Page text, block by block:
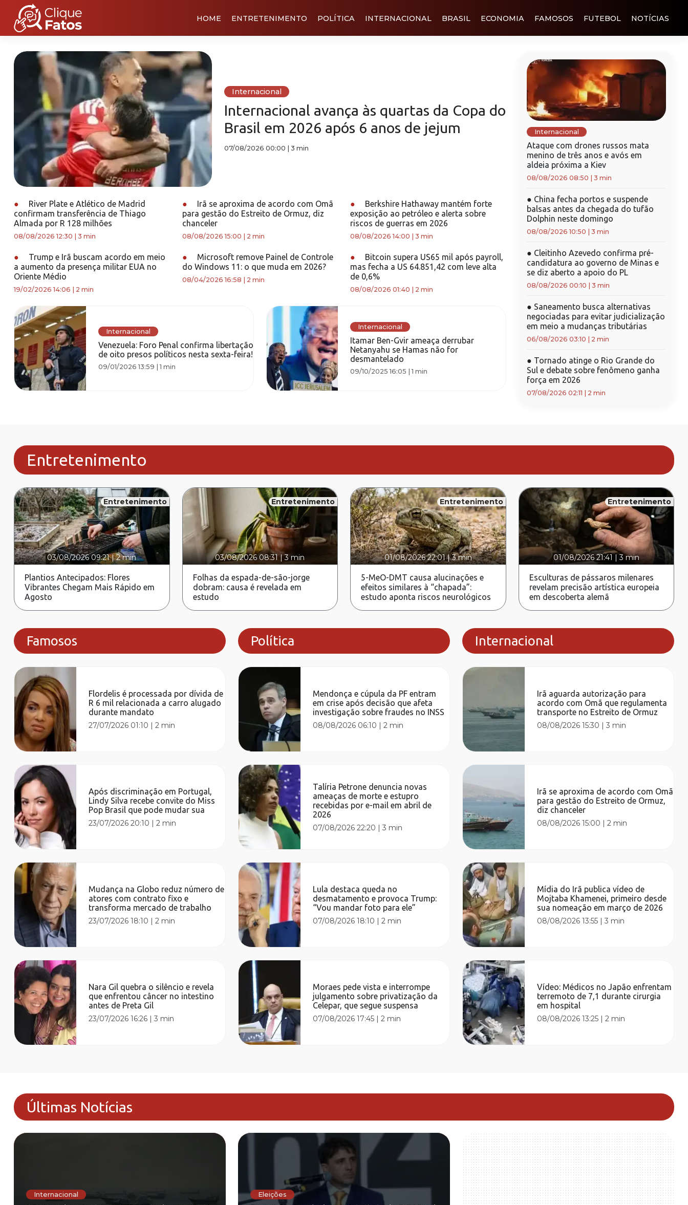
HOME ENTRETENIMENTO POLÍTICA INTERNACIONAL BRASIL ECONOMIA FAMOSOS FUTEBOL NOTÍCIAS
Internacional
Internacional avança às quartas da Copa do
Brasil em 2026 após 6 anos de jejum
07/08/2026 00:00 3 min
●
River Plate e Atlético de Madrid
confirmam transferência de Thiago
Almada por R 128 milhões
08/08/2026 12:30 3 min
●
Irã se aproxima de acordo com Omã
para gestão do Estreito de Ormuz, diz
chanceler
08/08/2026 15:00 2 min
●
Berkshire Hathaway mantém forte
exposição ao petróleo e alerta sobre
riscos de guerras em 2026
08/08/2026 14:00 3 min
●
Trump e Irã buscam acordo em meio
a aumento da presença militar EUA no
Oriente Médio
19/02/2026 14:06 2 min
●
Microsoft remove Painel de Controle
do Windows 11: o que muda em 2026?
08/04/2026 16:58 2 min
●
Bitcoin supera US65 mil após payroll,
mas fecha a US 64.851,42 com leve alta
de 0,6%
08/08/2026 01:40 2 min
Internacional
Venezuela: Foro Penal confirma libertação
de oito presos políticos nesta sexta-feira!
09/01/2026 13:59 |1 min
Internacional
Itamar Ben-Gvir ameaça derrubar
Netanyahu se Hamas não for
desmantelado
09/10/2025 16:05 |1 min
Internacional
Ataque com drones russos mata
menino de três anos e avós em
aldeia próxima a Kiev
08/08/2026 08:50 3 min
● China fecha portos e suspende
balsas antes da chegada do tufão
Dolphin neste domingo
08/08/2026 10:50 3 min
● Cleitinho Azevedo confirma pré-
candidatura ao governo de Minas e
se diz aberto a apoio do PL
08/08/2026 00:10 3 min
● Saneamento busca alternativas
negociadas para evitar judicialização
em meio a mudanças tributárias
06/08/2026 03:10 2 min
● Tornado atinge o Rio Grande do
Sul e debate sobre fenômeno ganha
força em 2026
07/08/2026 02:11 2 min
Entretenimento
Entretenimento
03/08/2026 09:21|2 min
Plantios Antecipados: Flores
Vibrantes Chegam Mais Rápido em
Agosto
Entretenimento
03/08/2026 08:31|3 min
Folhas da espada-de-são-jorge
dobram: causa é revelada em
estudo
Entretenimento
01/08/2026 22:01|3 min
5-MeO-DMT causa alucinações e
efeitos similares à “chapada”:
estudo aponta riscos neurológicos
Entretenimento
01/08/2026 21:41 |3 min
Esculturas de pássaros milenares
revelam precisão artística europeia
em descoberta alemã
Famosos
Flordelis é processada por dívida de
R 6 mil relacionada a carro alugado
durante mandato
27/07/2026 01:10 |2 min
Após discriminação em Portugal,
Lindy Silva recebe convite do Miss
Pop Brasil que pode mudar sua
23/07/2026 20:10 |2 min
Mudança na Globo reduz número de
atores com contrato fixo e
transforma mercado de trabalho
23/07/2026 18:10 |2 min
Nara Gil quebra o silêncio e revela
que enfrentou câncer no intestino
antes de Preta Gil
23/07/2026 16:26 |3 min
Política
Mendonça e cúpula da PF entram
em crise após decisão que afeta
investigação sobre fraudes no INSS
08/08/2026 06:10 |2 min
Talíria Petrone denuncia novas
ameaças de morte e estupro
recebidas por e-mail em abril de
2026
07/08/2026 22:20 |3 min
Lula destaca queda no
desmatamento e provoca Trump:
“Vou mandar foto para ele”
07/08/2026 18:10 |2 min
Moraes pede vista e interrompe
julgamento sobre privatização da
Celepar, que segue suspensa
07/08/2026 17:45 |2 min
Internacional
Irã aguarda autorização para
acordo com Omã que regulamenta
transporte no Estreito de Ormuz
08/08/2026 15:30 |3 min
Irã se aproxima de acordo com Omã
para gestão do Estreito de Ormuz,
diz chanceler
08/08/2026 15:00 |2 min
Mídia do Irã publica vídeo de
Mojtaba Khamenei, primeiro desde
sua nomeação em março de 2026
08/08/2026 13:55 |3 min
Vídeo: Médicos no Japão enfrentam
terremoto de 7,1 durante cirurgia
em hospital
08/08/2026 13:25 |2 min
Últimas Notícias
Internacional Eleições